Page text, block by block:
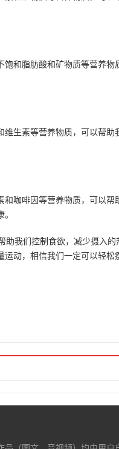
和脂肪酸和矿物质等营养
生素等营养物质，可以帮
咖啡因等营养物质，可以
助我们控制食欲，减少摄入
动，相信我们一定可以轻松